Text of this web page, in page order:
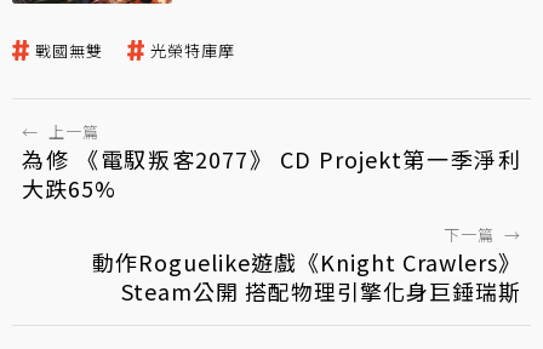
戰國無雙 光榮特庫摩
← 上一篇
為修 《電馭叛客2077》 CD Projekt第一季淨利
大跌65%
下一篇 →
動作Roguelike遊戲《Knight Crawlers》
Steam公開 搭配物理引擎化身巨錘瑞斯